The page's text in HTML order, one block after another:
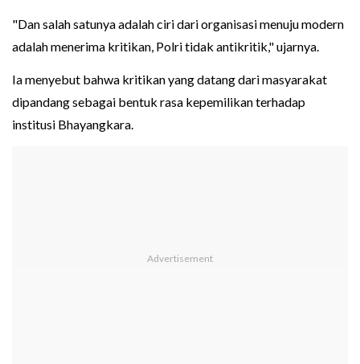
"Dan salah satunya adalah ciri dari organisasi menuju modern
adalah menerima kritikan, Polri tidak antikritik," ujarnya.
Ia menyebut bahwa kritikan yang datang dari masyarakat
dipandang sebagai bentuk rasa kepemilikan terhadap
institusi Bhayangkara.